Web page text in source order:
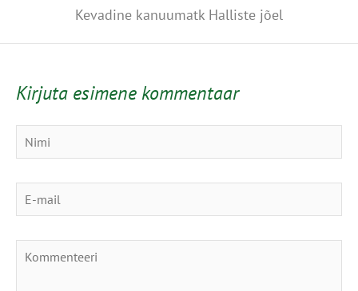
Kevadine kanuumatk Halliste jõel
Kirjuta esimene kommentaar